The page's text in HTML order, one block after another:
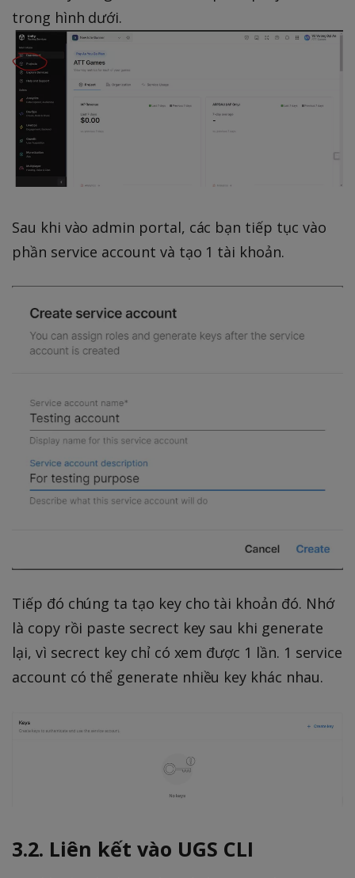
trong hình dưới.
Sau khi vào admin portal, các bạn tiếp tục vào
phần service account và tạo 1 tài khoản.
Tiếp đó chúng ta tạo key cho tài khoản đó. Nhớ
là copy rồi paste secrect key sau khi generate
lại, vì secrect key chỉ có xem được 1 lần. 1 service
account có thể generate nhiều key khác nhau.
3.2. Liên kết vào UGS CLI